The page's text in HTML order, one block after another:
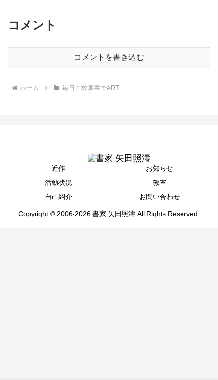
コメント
コメントを書き込む
ホーム 毎日１枚葉書でART
近作
お知らせ
活動状況
教室
自己紹介
お問い合わせ
Copyright © 2006-2026 書家 矢田照濤 All Rights Reserved.